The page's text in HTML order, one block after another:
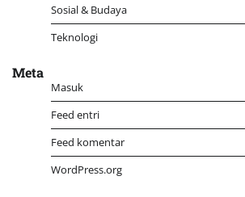
Sosial & Budaya
Teknologi
Meta
Masuk
Feed entri
Feed komentar
WordPress.org